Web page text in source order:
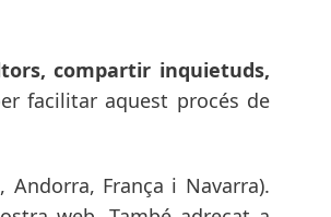
compartir inquietuds,
facilitar aquest procés de
França i Navarra).